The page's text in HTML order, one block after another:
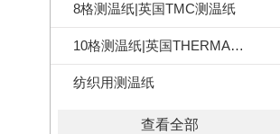
8格测温纸|英国TMC测温纸
10格测温纸|英国THERMAX测温纸
纺织用测温纸
查看全部